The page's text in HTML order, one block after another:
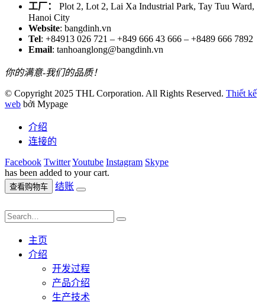
工厂：
Plot 2, Lot 2, Lai Xa Industrial Park, Tay Tuu Ward,
Hanoi City
Website: bangdinh.vn
Tel: +84913 026 721 – +849 666 43 666 – +8489 666 7892
Email: tanhoanglong@bangdinh.vn
你的满意-我们的品质！
© Copyright 2025 THL Corporation. All Rights Reserved. Thiết kế
web bởi Mypage
介绍
连接的
Facebook TwitterYoutube Instagram Skype
has been added to your cart.
查看购物车 结账
主页
介绍
开发过程
产品介绍
生产技术